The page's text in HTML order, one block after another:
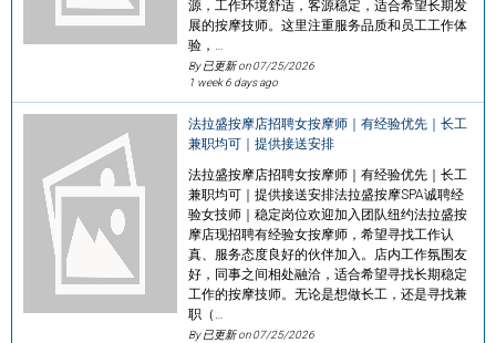
源，工作环境舒适，客源稳定，适合希望长期发
展的按摩技师。这里注重服务品质和员工工作体
验，…
By 已更新 on07/25/2026
1 week 6 days ago
法拉盛按摩店招聘女按摩师｜有经验优先｜长工
兼职均可｜提供接送安排
法拉盛按摩店招聘女按摩师｜有经验优先｜长工
兼职均可｜提供接送安排法拉盛按摩SPA诚聘经
验女技师｜稳定岗位欢迎加入团队纽约法拉盛按
摩店现招聘有经验女按摩师，希望寻找工作认
真、服务态度良好的伙伴加入。店内工作氛围友
好，同事之间相处融洽，适合希望寻找长期稳定
工作的按摩技师。无论是想做长工，还是寻找兼
职（…
By 已更新 on07/25/2026